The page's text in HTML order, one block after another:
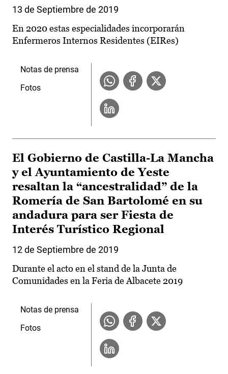
13 de Septiembre de 2019
En 2020 estas especialidades incorporarán
Enfermeros Internos Residentes (EIRes)
Notas de prensa
Fotos
El Gobierno de Castilla-La Mancha
y el Ayuntamiento de Yeste
resaltan la “ancestralidad” de la
Romería de San Bartolomé en su
andadura para ser Fiesta de
Interés Turístico Regional
12 de Septiembre de 2019
Durante el acto en el stand de la Junta de
Comunidades en la Feria de Albacete 2019
Notas de prensa
Fotos